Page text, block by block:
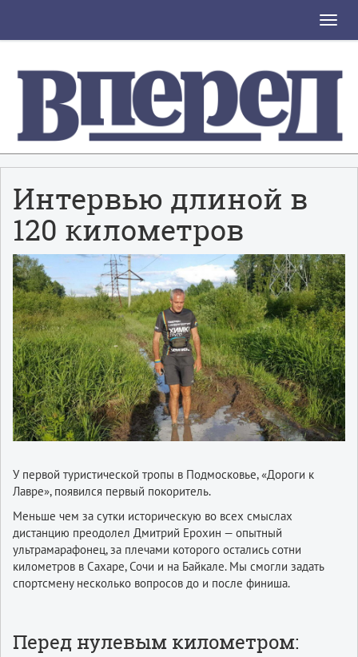
Toggle
Интервью длиной в
120 километров
У первой туристической тропы в Подмосковье, «Дороги к
Лавре», появился первый покоритель.
Меньше чем за сутки историческую во всех смыслах
дистанцию преодолел Дмитрий Ерохин — опытный
ультрамарафонец, за плечами которого остались сотни
километров в Сахаре, Сочи и на Байкале. Мы смогли задать
спортсмену несколько вопросов до и после финиша.
Перед нулевым километром: